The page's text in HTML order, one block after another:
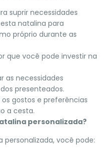
suprir necessidades
natalina para
próprio durante as
que você pode investir na
as necessidades
presenteados.
os gostos e preferências
a cesta.
personalizada?
você pode: